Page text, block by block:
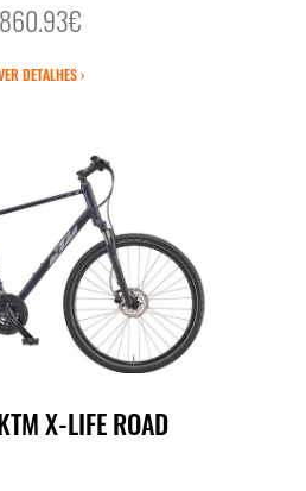
860.93€
DETALHES ›
X-LIFE ROAD